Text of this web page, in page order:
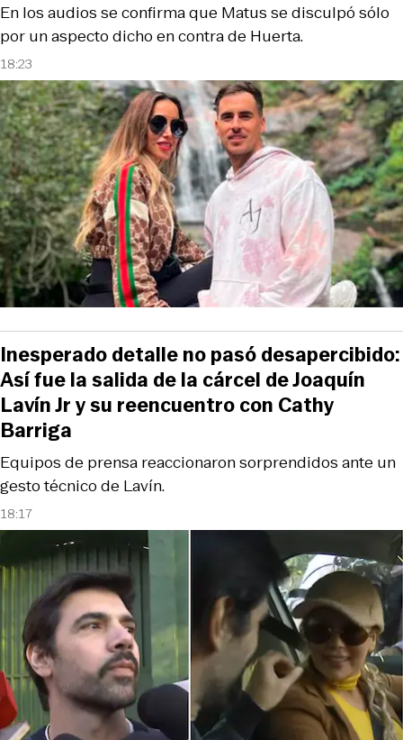
18:23
En los audios se confirma que Matus se disculpó sólo
por un aspecto dicho en contra de Huerta.
18:17
Equipos de prensa reaccionaron sorprendidos ante un
gesto técnico de Lavín.
Inesperado detalle no pasó desapercibido:
Así fue la salida de la cárcel de Joaquín
Lavín Jr y su reencuentro con Cathy
Barriga